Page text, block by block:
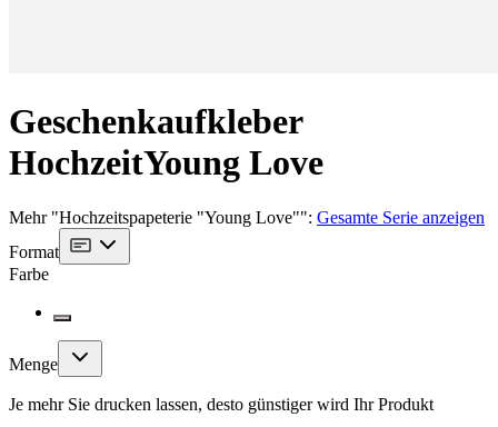
Geschenkaufkleber
HochzeitYoung Love
Mehr"Hochzeitspapeterie "Young Love"": Gesamte Serie anzeigen
Format
Farbe
Menge
Je mehr Sie drucken lassen, desto günstiger wird Ihr Produkt